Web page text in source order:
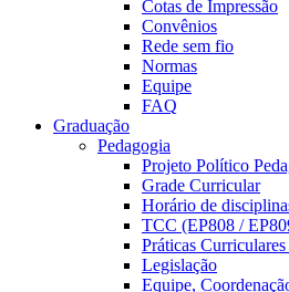
Cotas de Impressão
Convênios
Rede sem fio
Normas
Equipe
FAQ
Graduação
Pedagogia
Projeto Político
Grade Curricular
Horário de
TCC (EP808 /
Práticas
Legislação
Equipe,